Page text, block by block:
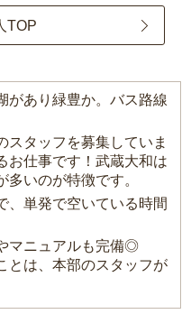
TOP
があり緑豊か。バス路線
スタッフを募集していま
お仕事です！武蔵大和は
いのが特徴です。
、単発で空いている時間
マニュアルも完備◎
とは、本部のスタッフが